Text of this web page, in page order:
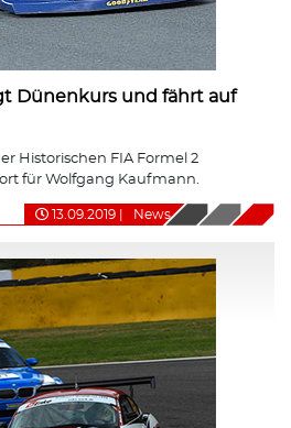
Dünenkurs und fährt auf
Historischen FIA Formel 2
für Wolfgang Kaufmann.
13.09.2019 News